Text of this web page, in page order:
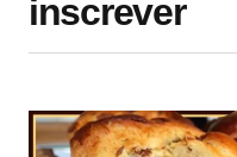
inscrever